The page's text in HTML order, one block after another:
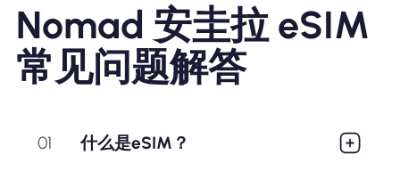
Nomad 安圭拉 eSIM
常见问题解答
01 什么是eSIM？